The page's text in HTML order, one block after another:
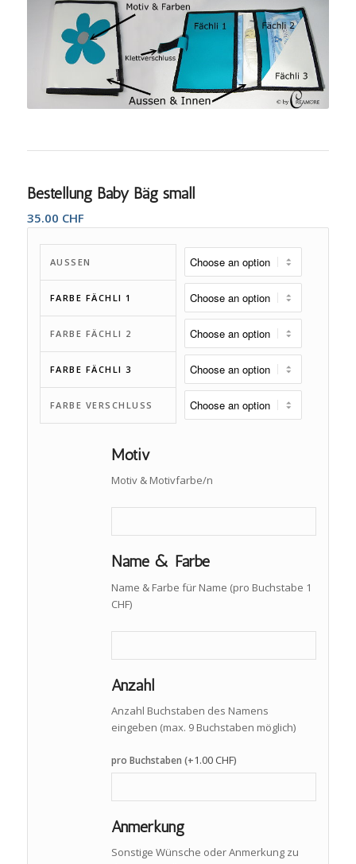
Bestellung Baby Bäg small
35.00 CHF
AUSSEN
FARBE FÄCHLI 1
FARBE FÄCHLI 2
FARBE FÄCHLI 3
FARBE VERSCHLUSS
Motiv
Motiv & Motivfarbe/n
Name & Farbe
Name & Farbe für Name (pro Buchstabe 1
CHF)
Anzahl
Anzahl Buchstaben des Namens
eingeben (max. 9 Buchstaben möglich)
pro Buchstaben (+1.00 CHF)
Anmerkung
Sonstige Wünsche oder Anmerkung zu